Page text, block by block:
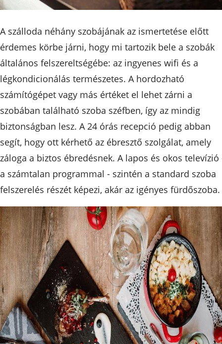
A szálloda néhány szobájának az ismertetése előtt
érdemes körbe járni, hogy mi tartozik bele a szobák
általános felszereltségébe: az ingyenes wifi és a
légkondicionálás természetes. A hordozható
számítógépet vagy más értéket el lehet zárni a
szobában található szoba széfben, így az mindig
biztonságban lesz. A 24 órás recepció pedig abban
segít, hogy ott kérhető az ébresztő szolgálat, amely
záloga a biztos ébredésnek. A lapos és okos televízió
a számtalan programmal - szintén a standard szoba
felszerelés részét képezi, akár az igényes fürdőszoba.